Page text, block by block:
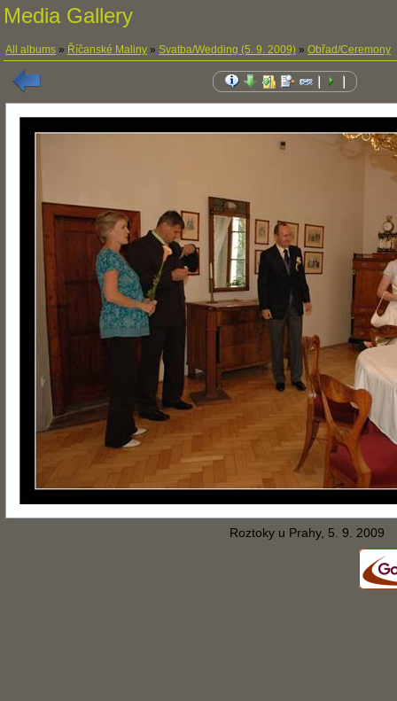
Media Gallery
All albums » Říčanské Maliny » Svatba/Wedding (5. 9. 2009) » Obřad/Ceremony
Roztoky u Prahy, 5. 9. 2009